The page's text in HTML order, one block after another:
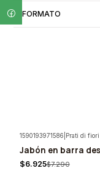
FORMATO
-5%
1590193971586 Prati di fiori
Jabón en barra
$6.925$7.290